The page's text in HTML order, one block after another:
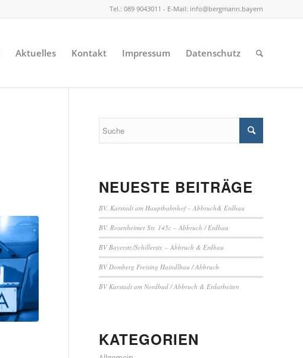
Tel.: 089 9043011 - E-Mail: info@bergmann.bayern
Aktuelles Kontakt Impressum Datenschutz
NEUESTE BEITRÄGE
BV. Karstadt am Hauptbahnhof – Abbruch& Erdbau
BV. Rosenheimer Str. 145c – Abbruch / Erdbau
BV Bayerstr./Schillerstr. – Abbruch & Erdbau
BV Domberg Freising Haindlbau / Abbruch
BV Karstadt am Nordbad / Abbruch & Erdarbeiten
KATEGORIEN